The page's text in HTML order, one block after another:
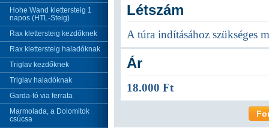
Hohe Wand klettersteig 1
napos (HTL-Steig)
Rax klettersteig kezdőknek
Rax klettersteig haladóknak
Triglav kezdőknek
Triglav haladóknak
Garda-tó via ferrata
Marmolada, a Dolomitok
csúcsa
Létszám
A túra indításához szükséges
Ár
18.000 Ft